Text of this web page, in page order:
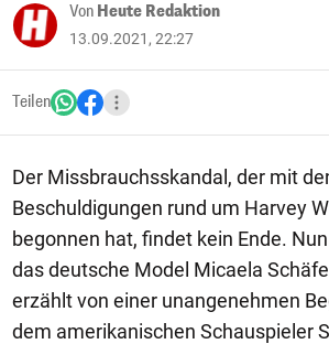
Von Heute Redaktion
13.09.2021, 22:27
Teilen
Der Missbrauchsskandal, der mit
Beschuldigungen rund um Harvey
begonnen hat, findet kein Ende.
das deutsche Model Micaela
erzählt von einer unangenehmen
dem amerikanischen Schauspieler